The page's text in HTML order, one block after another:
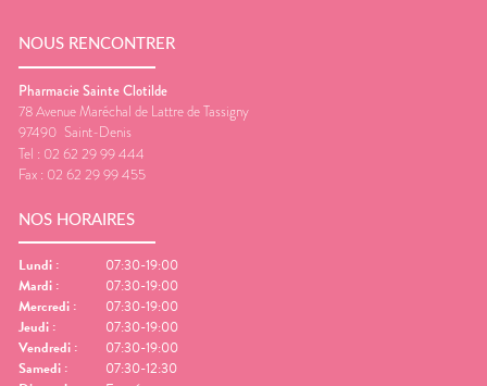
NOUS RENCONTRER
Pharmacie Sainte Clotilde
78 Avenue Maréchal de Lattre de Tassigny
97490 Saint-Denis
Tel : 02 62 29 99 444
Fax : 02 62 29 99 455
NOS HORAIRES
Lundi :
07:30-19:00
Mardi :
07:30-19:00
Mercredi :
07:30-19:00
Jeudi :
07:30-19:00
Vendredi :
07:30-19:00
Samedi :
07:30-12:30